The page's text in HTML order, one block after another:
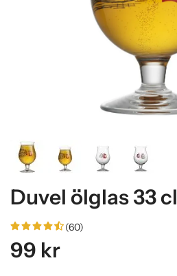
Duvel ölglas 33 cl
(60)
99 kr